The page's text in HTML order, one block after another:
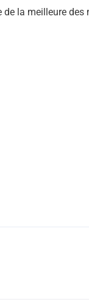
la meilleure des